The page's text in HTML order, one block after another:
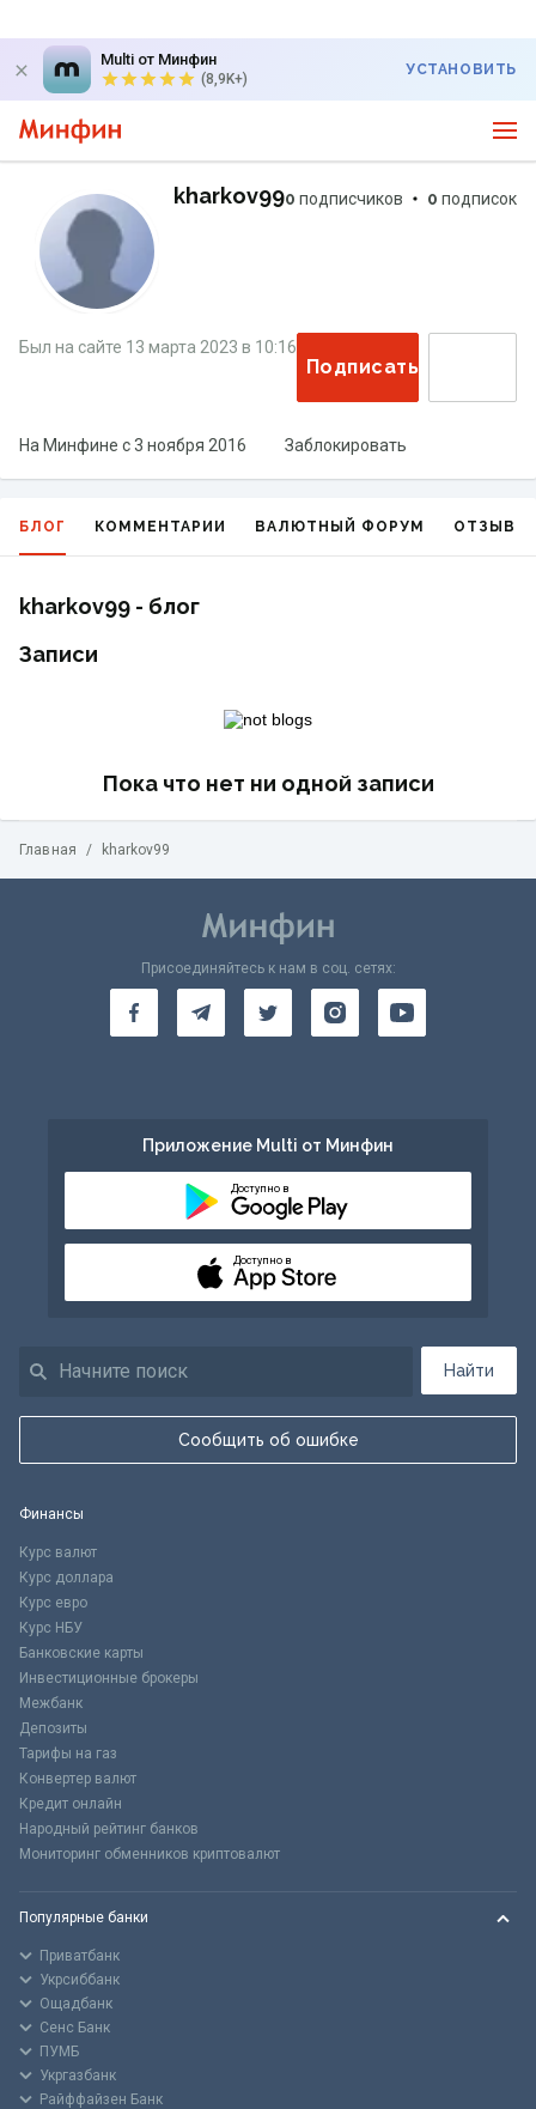
Multi от Минфин
(8,9K+)
УСТАНОВИТЬ
kharkov990 подписчиков 0 подписок
Был на сайте 13 марта 2023 в 10:16
Подписаться
На Минфине с3 ноября 2016 Заблокировать
БЛОГ КОММЕНТАРИИ ВАЛЮТНЫЙ ФОРУМ ОТЗЫВЫ
kharkov99 - блог
Записи
Пока что нет ни одной записи
Главная / kharkov99
Найти
Сообщить об ошибке
Присоединяйтесь к нам в соц. сетях:
Приложение Multi от Минфин
Доступно в
Доступно в
Финансы
Курс валют
Курс доллара
Курс евро
Курс НБУ
Банковские карты
Инвестиционные брокеры
Межбанк
Депозиты
Тарифы на газ
Конвертер валют
Кредит онлайн
Народный рейтинг банков
Мониторинг обменников криптовалют
Популярные банки
Приватбанк
Укрсиббанк
Ощадбанк
Сенс Банк
ПУМБ
Укргазбанк
Райффайзен Банк